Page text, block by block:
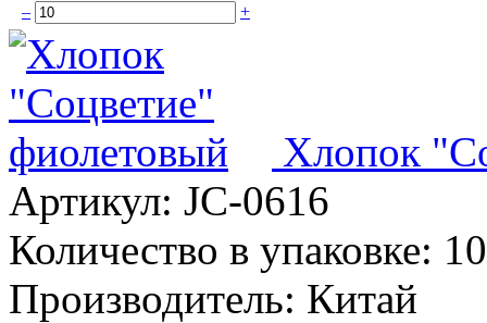
– +
Хлопок
Артикул: JC-0616
Количество в упаковке: 10
Производитель: Китай